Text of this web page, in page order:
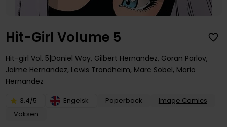
Hit-Girl Volume 5
Hit-girl Vol. 5 Daniel Way, Gilbert Hernandez, Goran Parlov,
Jaime Hernandez, Lewis Trondheim, Marc Sobel, Mario
Hernandez
3.4/5 Engelsk Paperback
Image Comics
Voksen